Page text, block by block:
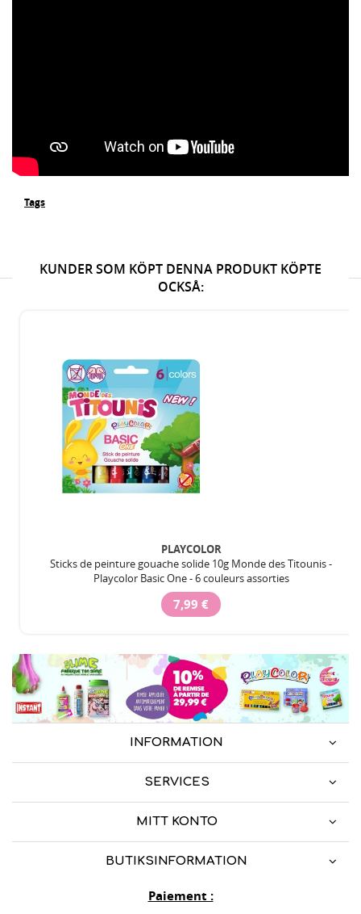
Tags
KUNDER SOM KÖPT DENNA PRODUKT KÖPTE
OCKSÅ:
PLAYCOLOR
Sticks de peinture gouache solide 10g Monde des Titounis -
Playcolor Basic One - 6 couleurs assorties
7,99 €
Paiement :
INFORMATION
SERVICES
MITT KONTO
BUTIKSINFORMATION